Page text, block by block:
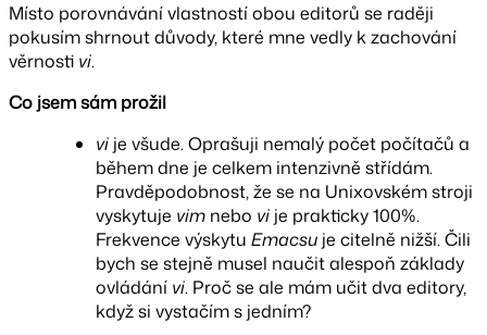
Místo porovnávání vlastností obou editorů se raději
pokusím shrnout důvody, které mne vedly k zachování
věrnosti vi.
Co jsem sám prožil
vi je všude. Oprašuji nemalý počet počítačů a
během dne je celkem intenzivně střídám.
Pravděpodobnost, že se na Unixovském stroji
vyskytuje vim nebo vi je prakticky 100%.
Frekvence výskytu Emacsu je citelně nižší. Čili
bych se stejně musel naučit alespoň základy
ovládání vi. Proč se ale mám učit dva editory,
když si vystačím s jedním?